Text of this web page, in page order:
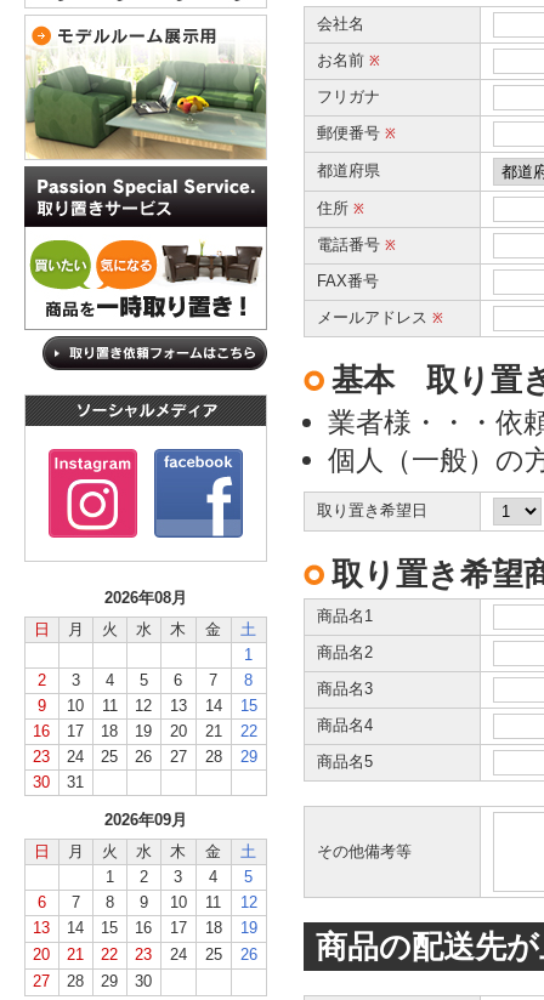
2026年08月
日
月 火 水 木 金
土
1
2
3 4 5 6 7
8
9
10 11 12 13 14
15
16
17 18 19 20 21
22
23
24 25 26 27 28
29
30
31
2026年09月
日
月 火 水 木 金
土
1
2 3 4
5
6
7 8 9 10 11
12
13
14 15 16 17 18
19
20
21 22 23 24 25
26
27
28 29 30
会社名
お名前 ※
フリガナ
郵便番号 ※
都道府県
住所 ※
電話番号 ※
FAX番号
メールアドレス ※
基本 取り置
業者様・・・依
個人（一般）の
取り置き希望日
取り置き希望
商品名1
商品名2
商品名3
商品名4
商品名5
その他備考等
商品の配送先